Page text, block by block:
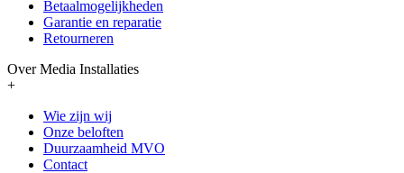
Betaalmogelijkheden
Garantie en reparatie
Retourneren
Over Media Installaties
+
Wie zijn wij
Onze beloften
Duurzaamheid MVO
Contact